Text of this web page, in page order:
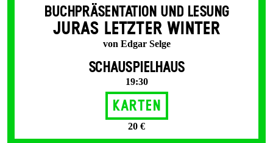
BUCHPRÄSENTATION UND LESUNG
JURAS LETZTER WINTER
von Edgar Selge
SCHAUSPIELHAUS
19:30
Karten
20 €